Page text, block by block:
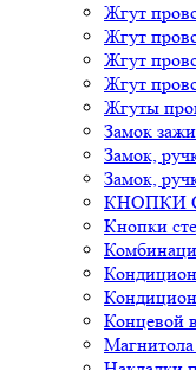
Жгут
Жгут
Жгут
Жгут
Жгуты
Замок
Замок,
Замок,
КНОПКИ
Кнопки
Концевой